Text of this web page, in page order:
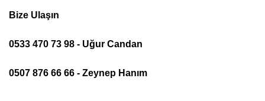
Bize Ulaşın
0533 470 73 98 - Uğur Candan
0507 876 66 66 - Zeynep Hanım